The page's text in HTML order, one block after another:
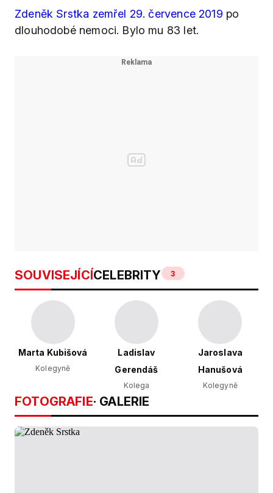
Zdeněk Srstka zemřel 29. července 2019 po
dlouhodobé nemoci. Bylo mu 83 let.
SOUVISEJÍCÍCELEBRITY 3
Marta Kubišová
Kolegyně
Ladislav
Gerendáš
Kolega
Jaroslava
Hanušová
Kolegyně
FOTOGRAFIE· GALERIE